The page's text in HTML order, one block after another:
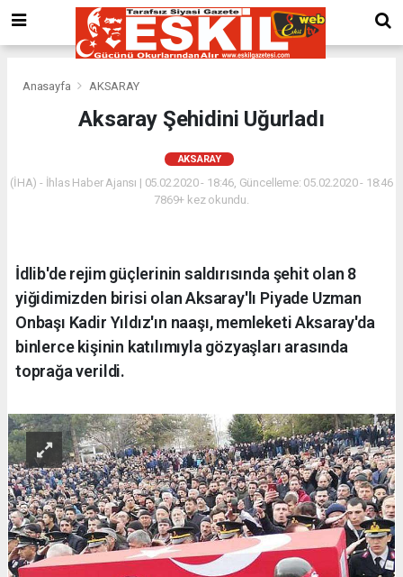
Anasayfa AKSARAY
Aksaray Şehidini Uğurladı
AKSARAY
(İHA) - İhlas Haber Ajansı | 05.02.2020 - 18:46, Güncelleme: 05.02.2020 - 18:46
7869+ kez okundu.
İdlib'de rejim güçlerinin saldırısında şehit olan 8
yiğidimizden birisi olan Aksaray'lı Piyade Uzman
Onbaşı Kadir Yıldız'ın naaşı, memleketi Aksaray'da
binlerce kişinin katılımıyla gözyaşları arasında
toprağa verildi.